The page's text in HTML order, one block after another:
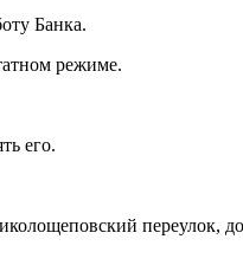
Банка.
режиме.
его.
переулок,